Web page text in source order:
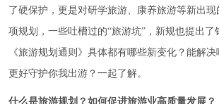
了硬保护，更是对研学旅游、康养旅游等新出
项规划，一些吐槽过的“旅游坑”，新规也提出了
《旅游规划通则》具体都有哪些新变化？能解
更好守护你我出游？一起了解。
什么是旅游规划？如何促进旅游业高质量发展？